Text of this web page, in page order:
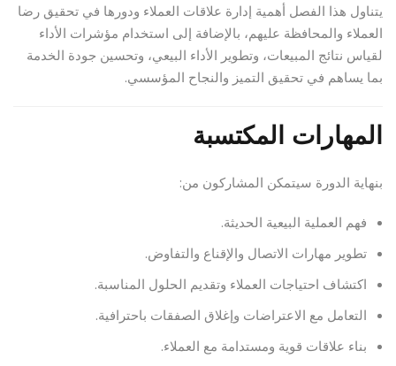
يتناول هذا الفصل أهمية إدارة علاقات العملاء ودورها في تحقيق رضا
العملاء والمحافظة عليهم، بالإضافة إلى استخدام مؤشرات الأداء
لقياس نتائج المبيعات، وتطوير الأداء البيعي، وتحسين جودة الخدمة
بما يساهم في تحقيق التميز والنجاح المؤسسي.
المهارات المكتسبة
بنهاية الدورة سيتمكن المشاركون من:
فهم العملية البيعية الحديثة.
تطوير مهارات الاتصال والإقناع والتفاوض.
اكتشاف احتياجات العملاء وتقديم الحلول المناسبة.
التعامل مع الاعتراضات وإغلاق الصفقات باحترافية.
بناء علاقات قوية ومستدامة مع العملاء.